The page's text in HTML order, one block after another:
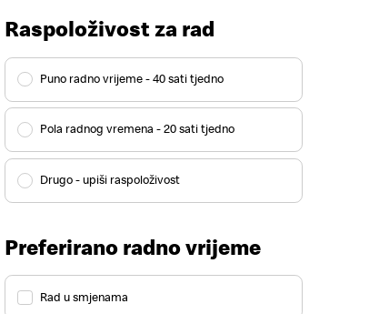
Raspoloživost za rad
Puno radno vrijeme - 40 sati tjedno
Pola radnog vremena - 20 sati tjedno
Drugo - upiši raspoloživost
Preferirano radno vrijeme
Rad u smjenama